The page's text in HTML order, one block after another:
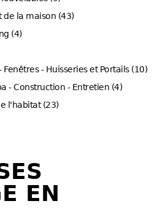
de la maison (43)
(4)
Fenêtres - Huisseries et Portails (10)
- Construction - Entretien (4)
l'habitat (23)
EN